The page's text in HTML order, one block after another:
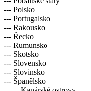
--- Polsko
--- Portugalsko
--- Rakousko
--- Řecko
--- Rumunsko
--- Skotsko
--- Slovensko
--- Slovinsko
--- Španělsko